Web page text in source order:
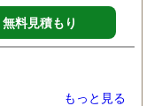
無料見積もり
もっと見る